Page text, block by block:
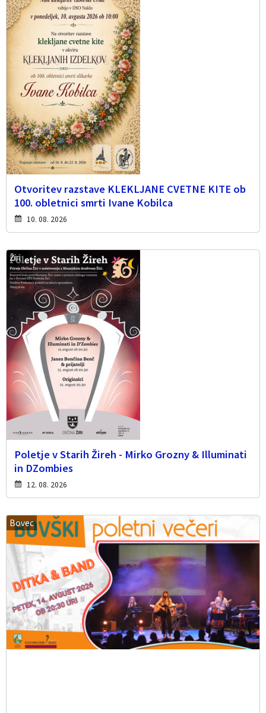
Otvoritev razstave KLEKLJANE CVETNE KITE ob
100. obletnici smrti Ivane Kobilca
10. 08. 2026
Žiri
Poletje v Starih Žireh - Mirko Grozny & Illuminati
in DZombies
12. 08. 2026
Bovec